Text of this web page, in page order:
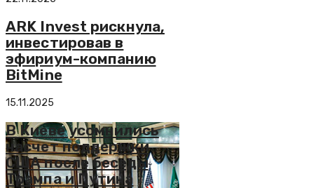
ARK Invest рискнула,
инвестировав в
эфириум-компанию
BitMine
15.11.2025
В Киеве усомнились
насчет поддержки
США после беседы
Трампа и Путина